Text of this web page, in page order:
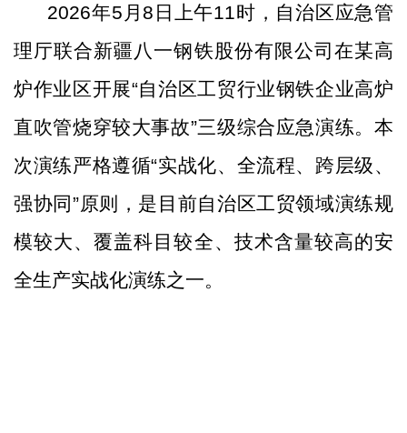
2026年5 月 8 日 上午11时 ，自治区应急管
理厅联合新疆八一钢铁股份有限公司在某高
炉作业区开展“自治区工贸行业钢铁企业高炉
直吹管烧穿较大事故”三级综合应急演练。本
次演练严格遵循“实战化、全流程、跨层级、
强协同”原则，是目前自治区工贸领域演练规
模较大、覆盖科目较全、技术含量较高的安
全生产实战化演练之一。